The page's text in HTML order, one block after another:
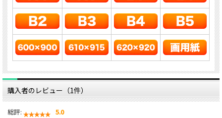
購入者のレビュー（1件）
総評: 5.0